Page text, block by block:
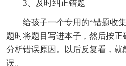
3、及时纠正错题
给孩子一个专用的“错题收集
题时将题目写进本子，然后按正
分析错误原因。以后反复看，就
误。